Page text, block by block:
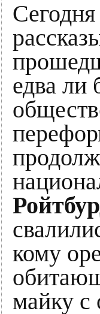
едва ли
кому
майку с